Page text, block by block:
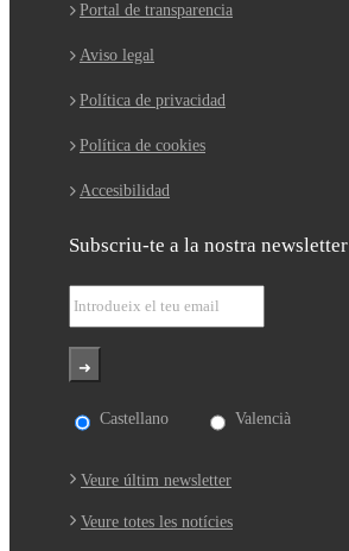
Portal de transparencia
Aviso legal
Política de privacidad
Política de cookies
Accesibilidad
Subscriu-te a la nostra newsletter
Castellano Valencià
Veure últim newsletter
Veure totes les notícies